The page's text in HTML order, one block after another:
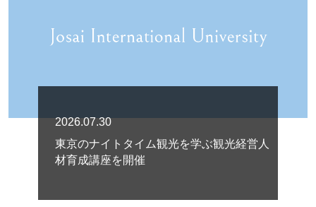
2026.07.30
東京のナイトタイム観光を学ぶ観光経営人
材育成講座を開催